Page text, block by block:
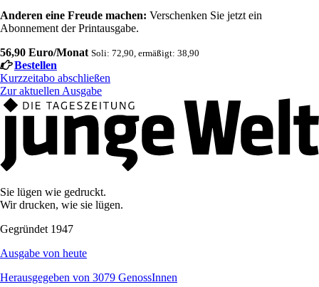
Anderen eine Freude machen: Verschenken Sie jetzt ein
Abonnement der Printausgabe.
56,90 Euro/Monat Soli: 72,90, ermäßigt: 38,90
Bestellen
Kurzzeitabo abschließen
Zur aktuellen Ausgabe
Sie lügen wie gedruckt.
Wir drucken, wie sie lügen.
Gegründet 1947
Ausgabe von heute
Herausgegeben von 3079 GenossInnen